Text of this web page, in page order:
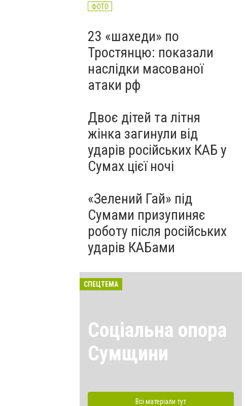
ФОТО
23 «шахеди» по
Тростянцю: показали
наслідки масованої
атаки рф
Двоє дітей та літня
жінка загинули від
ударів російських КАБ у
Сумах цієї ночі
«Зелений Гай» під
Сумами призупиняє
роботу після російських
ударів КАБами
СПЕЦТЕМА
Соціальна опора
Сумщини
Всі матеріали тут